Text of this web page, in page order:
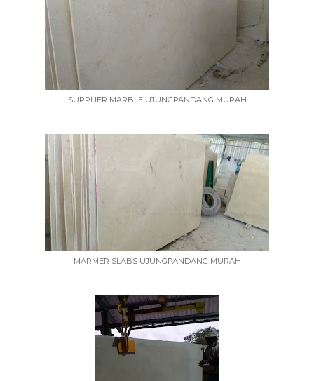
SUPPLIER MARBLE UJUNGPANDANG MURAH
MARMER SLABS UJUNGPANDANG MURAH